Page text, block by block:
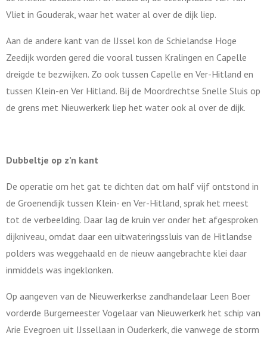
Vliet in Gouderak, waar het water al over de dijk liep.
Aan de andere kant van de IJssel kon de Schielandse Hoge
Zeedijk worden gered die vooral tussen Kralingen en Capelle
dreigde te bezwijken. Zo ook tussen Capelle en Ver-Hitland en
tussen Klein-en Ver Hitland. Bij de Moordrechtse Snelle Sluis op
de grens met Nieuwerkerk liep het water ook al over de dijk.
Dubbeltje op z’n kant
De operatie om het gat te dichten dat om half vijf ontstond in
de Groenendijk tussen Klein- en Ver-Hitland, sprak het meest
tot de verbeelding. Daar lag de kruin ver onder het afgesproken
dijkniveau, omdat daar een uitwateringssluis van de Hitlandse
polders was weggehaald en de nieuw aangebrachte klei daar
inmiddels was ingeklonken.
Op aangeven van de Nieuwerkerkse zandhandelaar Leen Boer
vorderde Burgemeester Vogelaar van Nieuwerkerk het schip van
Arie Evegroen uit IJssellaan in Ouderkerk, die vanwege de storm